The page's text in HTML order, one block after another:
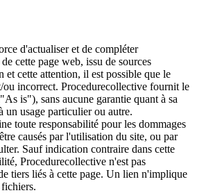
d'actualiser et de compléter
cette page web, issu de sources
et cette attention, il est possible que le
incorrect. Procedurecollective fournit le
is"), sans aucune garantie quant à sa
un usage particulier ou autre.
toute responsabilité pour les dommages
causés par l'utilisation du site, ou par
Sauf indication contraire dans cette
Procedurecollective n'est pas
tiers liés à cette page. Un lien n'implique